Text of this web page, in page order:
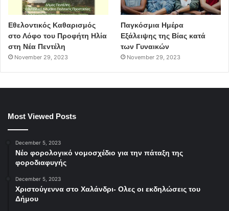
Εθελοντικός Καθαρισμός
στο Λόφο του Προφήτη Ηλία
στη Νέα Πεντέλη
November 29, 2023
Παγκόσμια Ημέρα
Εξάλειψης της Βίας κατά
των Γυναικών
November 29, 2023
Most Viewed Posts
December 5, 2023
Νέο φορολογικό νομοσχέδιο για την πάταξη της
φοροδιαφυγής
December 5, 2023
Χριστούγεννα στο Χαλάνδρι- Ολες οι εκδηλώσεις του
Δήμου